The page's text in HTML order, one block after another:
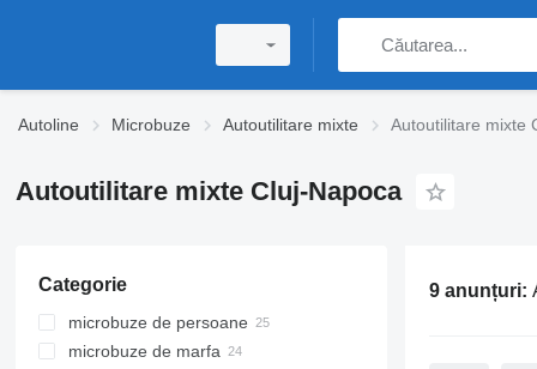
Autoline Microbuze Autoutilitare mixte Autoutilitare mixte
Autoutilitare mixte Cluj-Napoca
Categorie
microbuze de persoane
microbuze de marfa
9 anunțuri: